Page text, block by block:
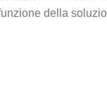
della